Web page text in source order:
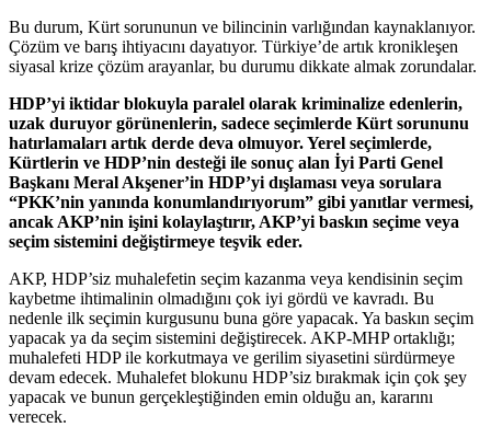
Bu durum, Kürt sorununun ve bilincinin varlığından kaynaklanıyor.
Çözüm ve barış ihtiyacını dayatıyor. Türkiye’de artık kronikleşen
siyasal krize çözüm arayanlar, bu durumu dikkate almak zorundalar.
HDP’yi iktidar blokuyla paralel olarak kriminalize edenlerin,
uzak duruyor görünenlerin, sadece seçimlerde Kürt sorununu
hatırlamaları artık derde deva olmuyor. Yerel seçimlerde,
Kürtlerin ve HDP’nin desteği ile sonuç alan İyi Parti Genel
Başkanı Meral Akşener’in HDP’yi dışlaması veya sorulara
“PKK’nin yanında konumlandırıyorum” gibi yanıtlar vermesi,
ancak AKP’nin işini kolaylaştırır, AKP’yi baskın seçime veya
seçim sistemini değiştirmeye teşvik eder.
AKP, HDP’siz muhalefetin seçim kazanma veya kendisinin seçim
kaybetme ihtimalinin olmadığını çok iyi gördü ve kavradı. Bu
nedenle ilk seçimin kurgusunu buna göre yapacak. Ya baskın seçim
yapacak ya da seçim sistemini değiştirecek. AKP-MHP ortaklığı;
muhalefeti HDP ile korkutmaya ve gerilim siyasetini sürdürmeye
devam edecek. Muhalefet blokunu HDP’siz bırakmak için çok şey
yapacak ve bunun gerçekleştiğinden emin olduğu an, kararını
verecek.